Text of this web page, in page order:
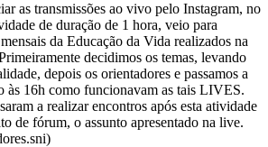
as transmissões ao vivo pelo Instagram, no
de duração de 1 hora, veio para
da Educação da Vida realizados na
decidimos os temas, levando
depois os orientadores e passamos a
às 16h como funcionavam as tais LIVES.
a realizar encontros após esta atividade
de fórum, o assunto apresentado na live.